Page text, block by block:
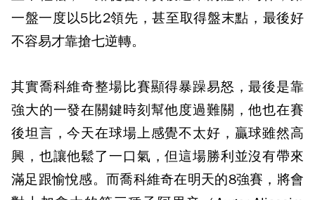
一盤一度以5比2領先，甚至取得盤末點，最後好
不容易才靠搶七逆轉。
其實喬科維奇整場比賽顯得暴躁易怒，最後是靠
強大的一發在關鍵時刻幫他度過難關，他也在賽
後坦言，今天在球場上感覺不太好，贏球雖然高
興，也讓他鬆了一口氣，但這場勝利並沒有帶來
滿足跟愉悅感。而喬科維奇在明天的8強賽，將會